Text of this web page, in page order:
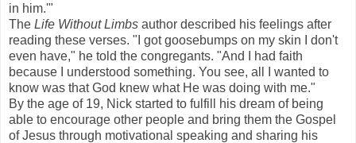
in him.'"
The Life Without Limbs author described his feelings after
reading these verses. "I got goosebumps on my skin I don't
even have," he told the congregants. "And I had faith
because I understood something. You see, all I wanted to
know was that God knew what He was doing with me."
By the age of 19, Nick started to fulfill his dream of being
able to encourage other people and bring them the Gospel
of Jesus through motivational speaking and sharing his